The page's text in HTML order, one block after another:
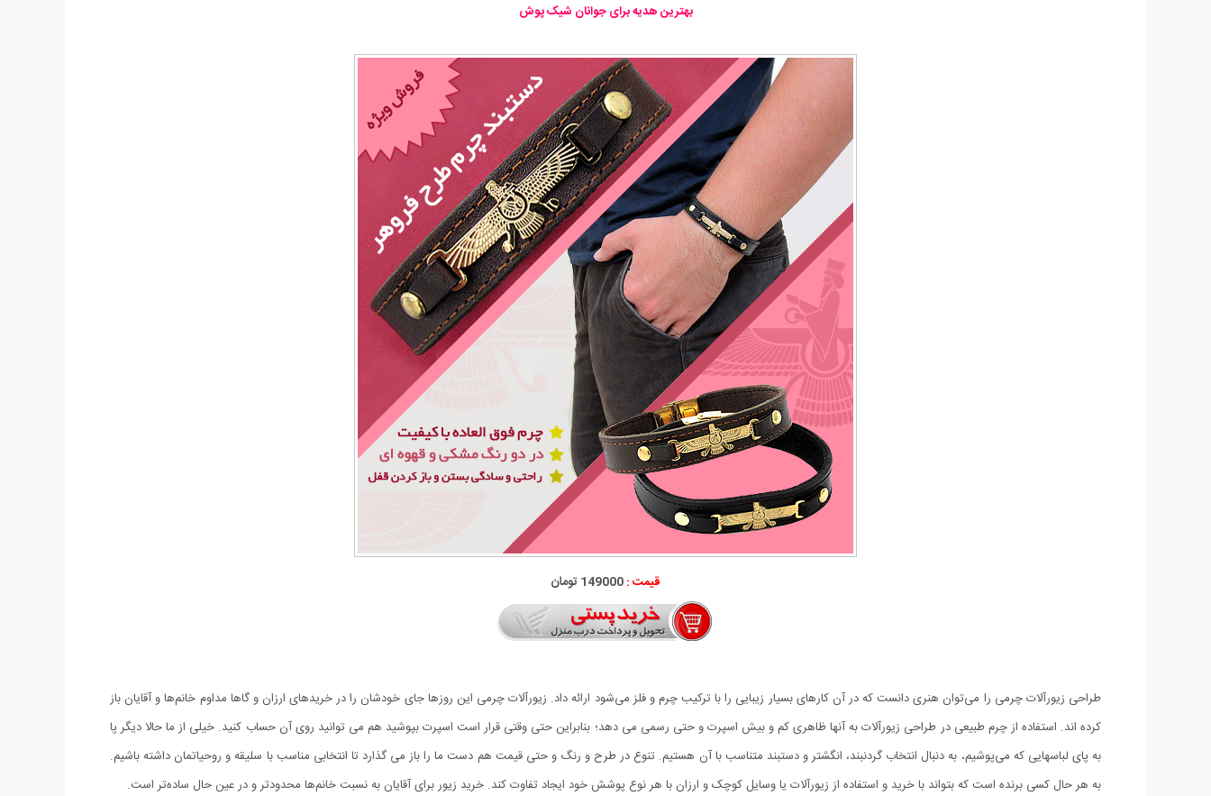
بهترین هدیه برای جوانان شیک پوش
قیمت :149000 تومان
طراحی زیورآلات چرمی را می‌توان هنری دانست که در آن کارهای بسیار زیبایی را با ترکیب چرم و فلز می‌شود ارائه داد. زیورآلات چرمی این روزها جای خودشان را در خریدهای ارزان و گاها مداوم خانم‌ها و آقایان باز
کرده اند. استفاده از چرم طبیعی در طراحی زیورآلات به آنها ظاهری کم و بیش اسپرت و حتی رسمی می دهد؛ بنابراین حتی وقتی قرار است اسپرت بپوشید هم می توانید روی آن حساب کنید. خیلی از ما حالا دیگر پا
به پای لباسهایی که می‌پوشیم، به دنبال انتخاب گردنبند، انگشتر و دستبند متناسب با آن هستیم. تنوع در طرح و رنگ و حتی قیمت هم دست ما را باز می گذارد تا انتخابی مناسب با سلیقه و روحیاتمان داشته باشیم.
به هر حال کسی برنده است که بتواند با خرید‌ و استفاده از زیورآلات یا وسایل کوچک و ارزان با هر نوع پوشش خود ایجاد تفاوت کند. خرید زیور برای آقایان به نسبت خانم‌ها محدودتر و در عین حال ساده‌تر است.